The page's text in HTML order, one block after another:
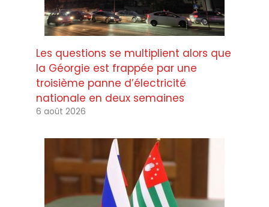
Les questions se multiplient alors que
la Géorgie est frappée par une
troisième panne d’électricité
nationale en deux semaines
6 août 2026